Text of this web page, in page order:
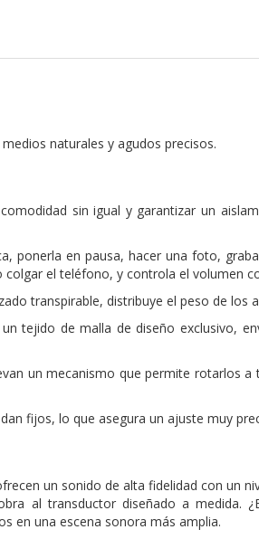
naturales y agudos precisos.
sin igual y garantizar un
ponerla en pausa, hacer una foto,
el teléfono, y controla el volumen
transpirable, distribuye el peso de los
tejido de malla de diseño exclusivo,
un mecanismo que permite rotarlos
fijos, lo que asegura un ajuste muy
un sonido de alta fidelidad con un
al transductor diseñado a medida.
en una escena sonora más amplia.